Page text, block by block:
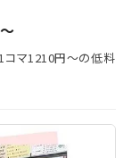
コマ1210円～の低料